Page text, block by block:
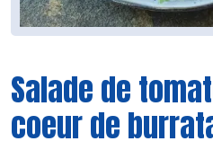
Salade de
coeur de